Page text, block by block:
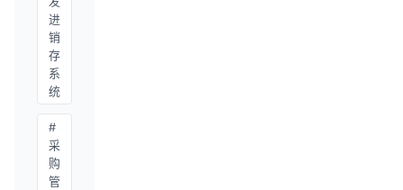
进
销
存
系
统
#
采
购
管